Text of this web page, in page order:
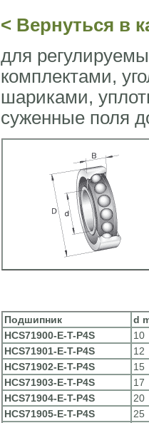
< Вернуться в
для
комплектами,
шариками,
суженные поля
Подшипник d
HCS71900-E-T-P4S
10
HCS71901-E-T-P4S
12
HCS71902-E-T-P4S
15
HCS71903-E-T-P4S
17
HCS71904-E-T-P4S
20
HCS71905-E-T-P4S
25